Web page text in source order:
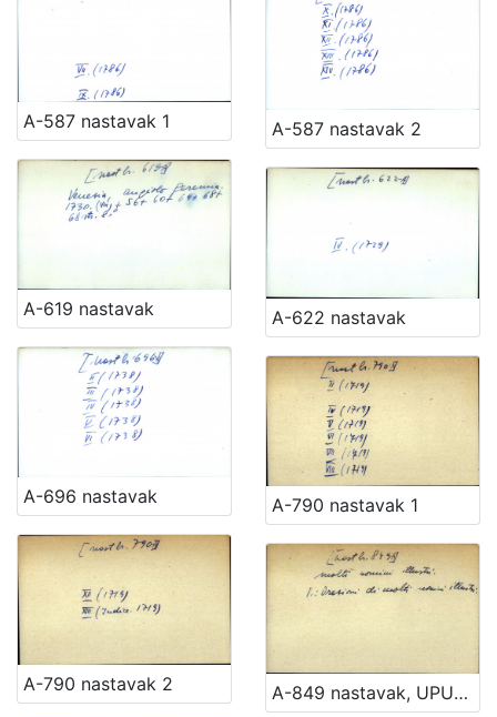
A-587 nastavak 1 A-587 nastavak 2
A-619 nastavak A-622 nastavak
A-696 nastavak A-790 nastavak 1
A-790 nastavak 2 A-849 nastavak, UPUTNICA